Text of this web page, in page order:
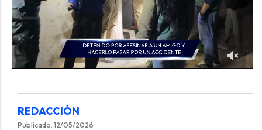
REDACCIÓN
Publicado: 12/05/2026